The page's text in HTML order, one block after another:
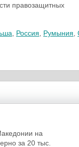
правозащитных
Россия Румыния
на
за 20 тыс.